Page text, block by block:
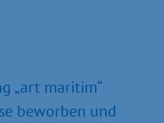
„art maritim“
beworben und